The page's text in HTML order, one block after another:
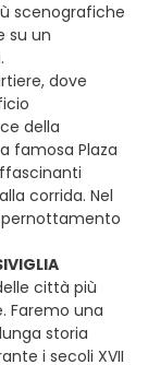
scenografiche
su un
dove
della
famosa Plaza
corrida. Nel
pernottamento
città più
Faremo una
storia
i secoli XVII